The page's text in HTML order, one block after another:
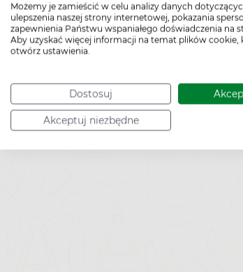
Możemy je zamieścić w celu analizy danych
ulepszenia naszej strony internetowej, pokazania
zapewnienia Państwu wspaniałego doświadczenia na
Aby uzyskać więcej informacji na temat plików cookie,
otwórz ustawienia.
Dostosuj
Akceptuj niezbędne